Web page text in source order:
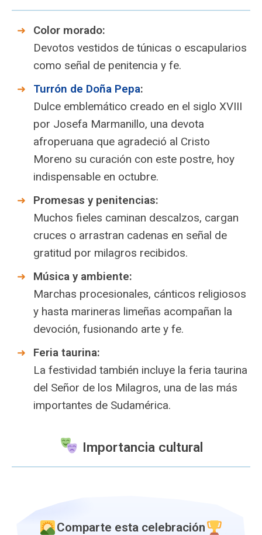
Color morado:
Devotos vestidos de túnicas o escapularios
como señal de penitencia y fe.
Turrón de Doña Pepa:
Dulce emblemático creado en el siglo XVIII
por Josefa Marmanillo, una devota
afroperuana que agradeció al Cristo
Moreno su curación con este postre, hoy
indispensable en octubre.
Promesas y penitencias:
Muchos fieles caminan descalzos, cargan
cruces o arrastran cadenas en señal de
gratitud por milagros recibidos.
Música y ambiente:
Marchas procesionales, cánticos religiosos
y hasta marineras limeñas acompañan la
devoción, fusionando arte y fe.
Feria taurina:
La festividad también incluye la feria taurina
del Señor de los Milagros, una de las más
importantes de Sudamérica.
Importancia cultural
Comparte esta celebración